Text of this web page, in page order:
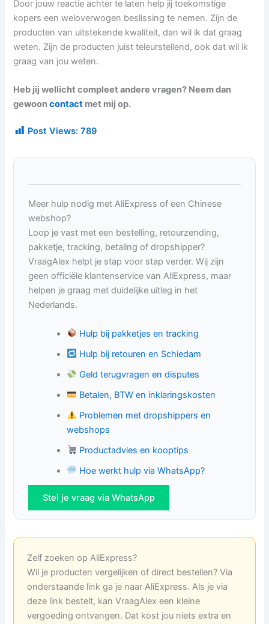
Door jouw reactie achter te laten help jij toekomstige
kopers een weloverwogen beslissing te nemen. Zijn de
producten van uitstekende kwaliteit, dan wil ik dat graag
weten. Zijn de producten juist teleurstellend, ook dat wil ik
graag van jou weten.
Heb jij wellicht compleet andere vragen? Neem dan
gewooncontact met mij op.
Post Views: 789
Meer hulp nodig met AliExpress of een Chinese
webshop?
Loop je vast met een bestelling, retourzending,
pakketje, tracking, betaling of dropshipper?
VraagAlex helpt je stap voor stap verder. Wij zijn
geen officiële klantenservice van AliExpress, maar
helpen je graag met duidelijke uitleg in het
Nederlands.
Hulp bij pakketjes en tracking
Hulp bij retouren en Schiedam
Geld terugvragen en disputes
Betalen, BTW en inklaringskosten
Problemen met dropshippers en
webshops
Productadvies en kooptips
Hoe werkt hulp via WhatsApp?
Stel je vraag via WhatsApp
Zelf zoeken op AliExpress?
Wil je producten vergelijken of direct bestellen? Via
onderstaande link ga je naar AliExpress. Als je via
deze link bestelt, kan VraagAlex een kleine
vergoeding ontvangen. Dat kost jou niets extra en